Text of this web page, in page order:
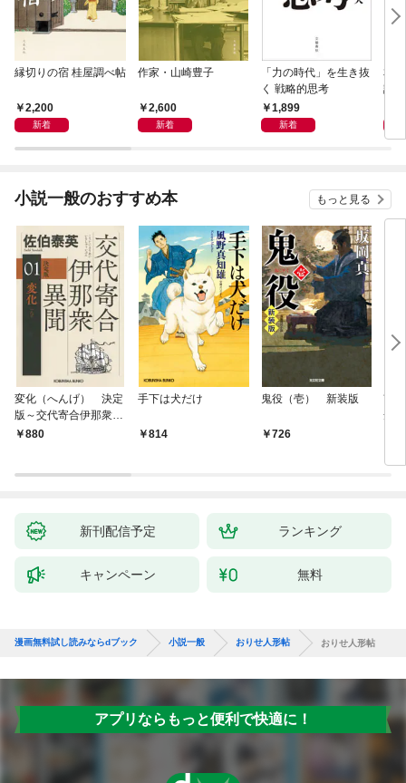
縁切りの宿 桂屋調べ帖
2,200
新着
作家・山崎豊子
2,600
新着
「力の時代」を生き抜
く 戦略的思考
1,899
新着
本
話）
小説一般のおすすめ本 もっと見る
変化（へんげ） 決定
版～交代寄合伊那衆異
聞（1）～
880
手下は犬だけ
814
鬼役（壱） 新装版
726
南
舟
新刊配信予定 ランキング
キャンペーン 無料
漫画無料試し読みならdブック 小説一般 おりせ人形帖 おりせ人形帖
アプリならもっと便利で快適に！